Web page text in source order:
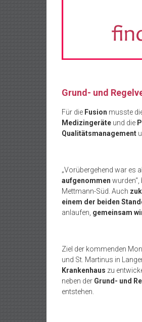
Grund- und
Für die Fusion musste
Medizingeräte und die
Qualitätsmanagement
„Vorübergehend war es
aufgenommen
Mettmann-Süd. Auch
einem der beiden
anlaufen, gemeinsam
Ziel der kommenden
und St. Martinus in
Krankenhaus zu
neben der Grund- und
entstehen.